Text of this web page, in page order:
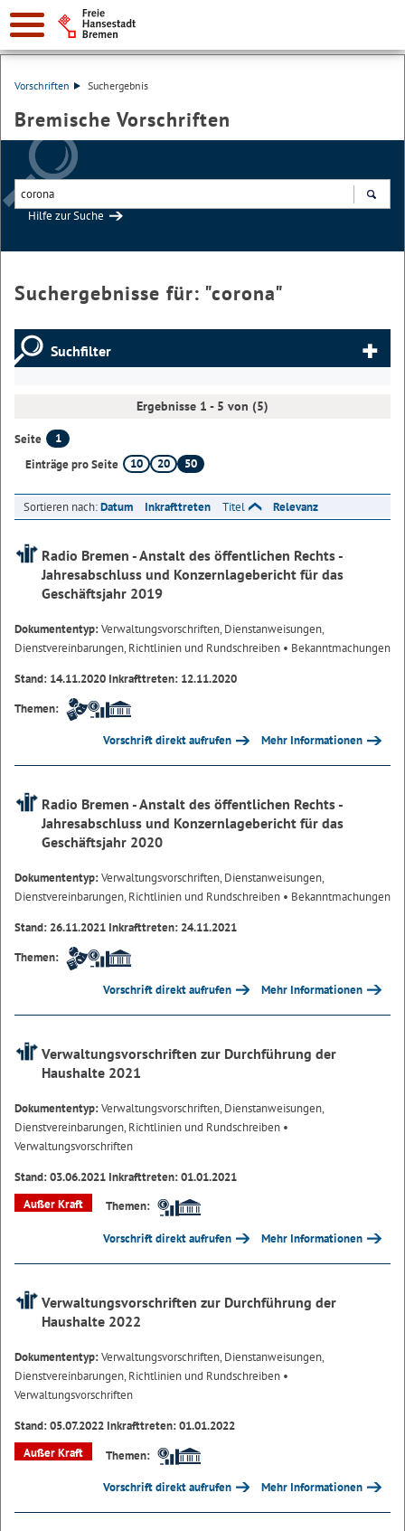
Vorschriften Suchergebnis
Bremische Vorschriften
Hilfe zur Suche
Suchergebnisse für: "corona"
Suchfilter
Ergebnisse 1 - 5 von (5)
Seite
1
Einträge pro Seite
10 20 50
Sortieren nach:Datum Inkrafttreten Titel Relevanz
Radio Bremen - Anstalt des öffentlichen Rechts -
Jahresabschluss und Konzernlagebericht für das
Geschäftsjahr 2019
Dokumententyp:Verwaltungsvorschriften, Dienstanweisungen,
Dienstvereinbarungen, Richtlinien und Rundschreiben • Bekanntmachungen
Stand: 14.11.2020 Inkrafttreten: 12.11.2020
Themen:
Vorschrift direkt aufrufen Mehr Informationen
Radio Bremen - Anstalt des öffentlichen Rechts -
Jahresabschluss und Konzernlagebericht für das
Geschäftsjahr 2020
Dokumententyp:Verwaltungsvorschriften, Dienstanweisungen,
Dienstvereinbarungen, Richtlinien und Rundschreiben • Bekanntmachungen
Stand: 26.11.2021 Inkrafttreten: 24.11.2021
Themen:
Vorschrift direkt aufrufen Mehr Informationen
Verwaltungsvorschriften zur Durchführung der
Haushalte 2021
Dokumententyp:Verwaltungsvorschriften, Dienstanweisungen,
Dienstvereinbarungen, Richtlinien und Rundschreiben •
Verwaltungsvorschriften
Stand: 03.06.2021 Inkrafttreten: 01.01.2021
Außer Kraft
Themen:
Vorschrift direkt aufrufen Mehr Informationen
Verwaltungsvorschriften zur Durchführung der
Haushalte 2022
Dokumententyp:Verwaltungsvorschriften, Dienstanweisungen,
Dienstvereinbarungen, Richtlinien und Rundschreiben •
Verwaltungsvorschriften
Stand: 05.07.2022 Inkrafttreten: 01.01.2022
Außer Kraft
Themen:
Vorschrift direkt aufrufen Mehr Informationen